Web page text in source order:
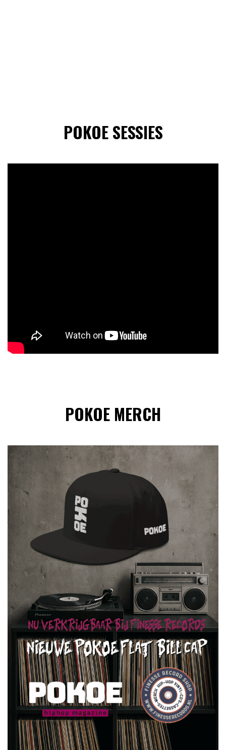
POKOE SESSIES
POKOE MERCH